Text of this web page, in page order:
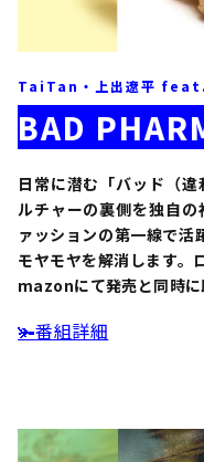
TaiTan・上出遼平 feat.
BAD
日常に潜む「バッド（
ルチャーの裏側を独自
ァッションの第一線で活
モヤモヤを解消します。
mazonにて発売と同時に
🫚番組詳細